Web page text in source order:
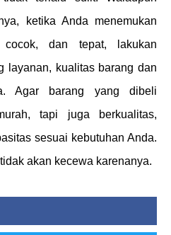
ketika Anda menemukan
dan tepat, lakukan
layanan, kualitas barang dan
Agar barang yang dibeli
tapi juga berkualitas,
sesuai kebutuhan Anda.
akan kecewa karenanya.